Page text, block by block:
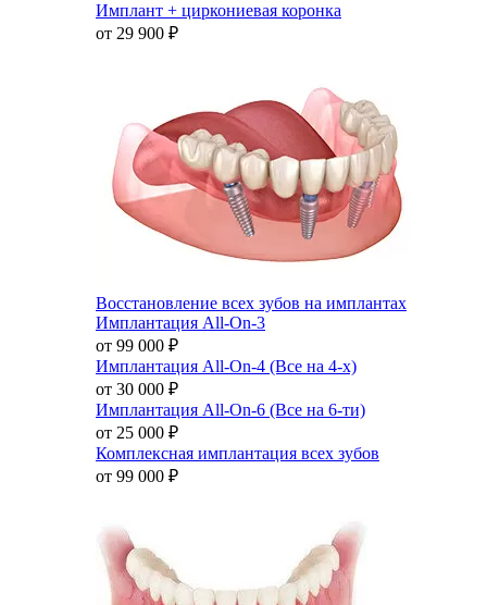
Имплант + циркониевая коронка
от 29 900 ₽
Восстановление всех зубов на имплантах
Имплантация All-On-3
от 99 000 ₽
Имплантация All-On-4 (Все на 4-х)
от 30 000 ₽
Имплантация All-On-6 (Все на 6-ти)
от 25 000 ₽
Комплексная имплантация всех зубов
от 99 000 ₽